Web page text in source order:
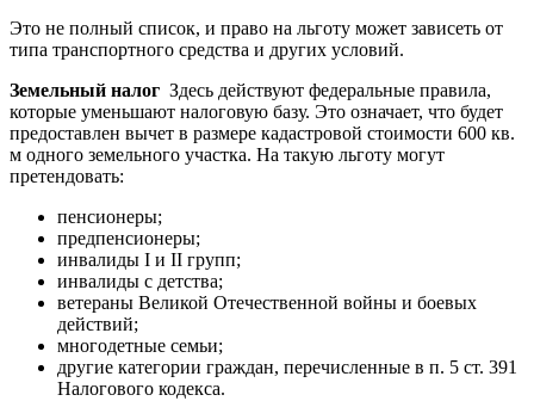
Это не полный список, и право на льготу может зависеть от
типа транспортного средства и других условий.
Земельный налог Здесь действуют федеральные правила,
которые уменьшают налоговую базу. Это означает, что будет
предоставлен вычет в размере кадастровой стоимости 600 кв.
м одного земельного участка. На такую льготу могут
претендовать:
пенсионеры;
предпенсионеры;
инвалиды I и II групп;
инвалиды с детства;
ветераны Великой Отечественной войны и боевых
действий;
многодетные семьи;
другие категории граждан, перечисленные в п. 5 ст. 391
Налогового кодекса.